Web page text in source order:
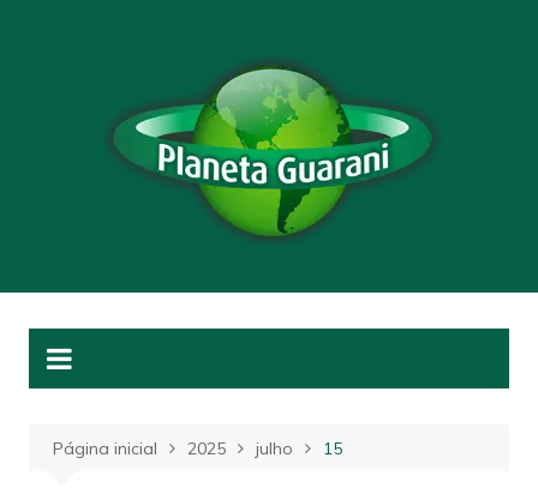
Página inicial 2025 julho 15